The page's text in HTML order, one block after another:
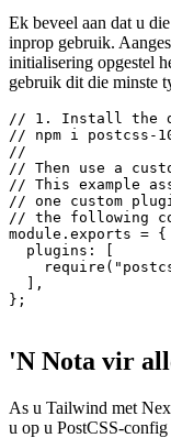
Met behulp
Ek beveel aan dat u
inprop gebruik.
initialisering opgestel
gebruik dit die minste
// 1. Install the
// npm i postcss-
//
// Then use a
// This example
// one custom
// the following
module.exports = {
  plugins: [
};
'N Nota vir